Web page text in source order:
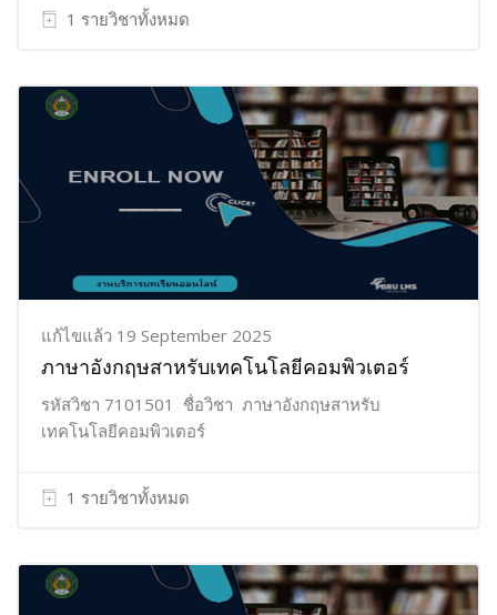
1 รายวิชาทั้งหมด
แก้ไขแล้ว 19 September 2025
ภาษาอังกฤษสาหรับเทคโนโลยีคอมพิวเตอร์
รหัสวิชา 7101501 ชื่อวิชา ภาษาอังกฤษสาหรับ
เทคโนโลยีคอมพิวเตอร์
1 รายวิชาทั้งหมด